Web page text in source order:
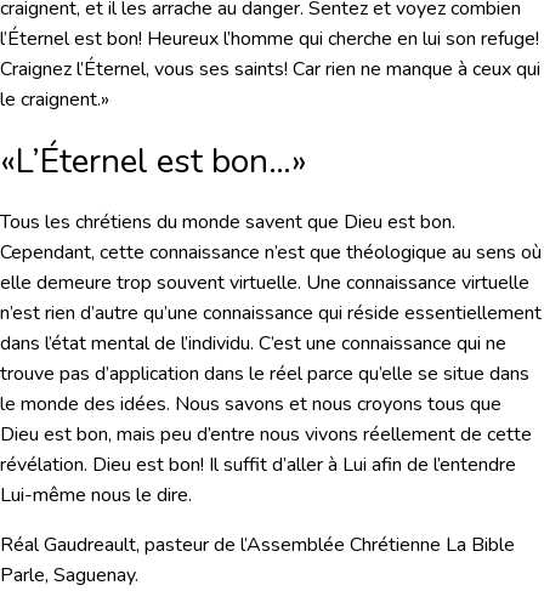
craignent, et il les arrache au danger. Sentez et voyez combien
l’Éternel est bon! Heureux l’homme qui cherche en lui son refuge!
Craignez l’Éternel, vous ses saints! Car rien ne manque à ceux qui
le craignent.»
«L’Éternel est bon…»
Tous les chrétiens du monde savent que Dieu est bon.
Cependant, cette connaissance n’est que théologique au sens où
elle demeure trop souvent virtuelle. Une connaissance virtuelle
n’est rien d’autre qu’une connaissance qui réside essentiellement
dans l’état mental de l’individu. C’est une connaissance qui ne
trouve pas d’application dans le réel parce qu’elle se situe dans
le monde des idées. Nous savons et nous croyons tous que
Dieu est bon, mais peu d’entre nous vivons réellement de cette
révélation. Dieu est bon! Il suffit d’aller à Lui afin de l’entendre
Lui-même nous le dire.
Réal Gaudreault, pasteur de l’Assemblée Chrétienne La Bible
Parle, Saguenay.